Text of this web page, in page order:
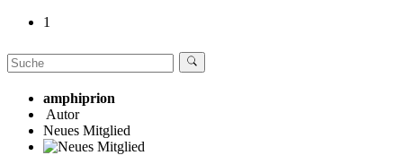
1
amphiprion
Autor
Neues Mitglied